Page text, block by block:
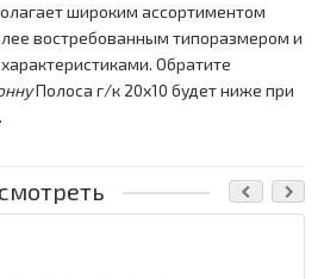
широким ассортиментом
востребованным типоразмером и
Обратите
Полоса г/к 20x10 будет ниже при